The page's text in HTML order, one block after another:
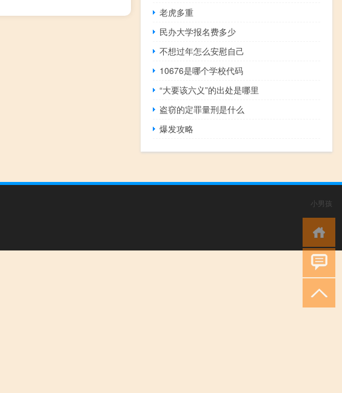
老虎多重
民办大学报名费多少
不想过年怎么安慰自己
10676是哪个学校代码
“大要该六义”的出处是哪里
盗窃的定罪量刑是什么
爆发攻略
小男孩